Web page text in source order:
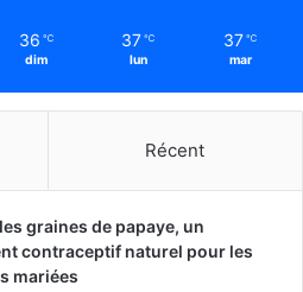
36 ℃
dim
37 ℃
lun
37 ℃
mar
Récent
graines de papaye, un
contraceptif naturel pour les
mariées